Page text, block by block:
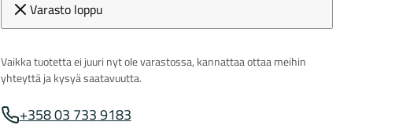
Kaupunkisähköpyörät
Varasto loppu
Vaikka tuotetta ei juuri nyt ole varastossa, kannattaa ottaa meihin
yhteyttä ja kysyä saatavuutta.
Myynnin puhelinnumero
+358 03 733 9183